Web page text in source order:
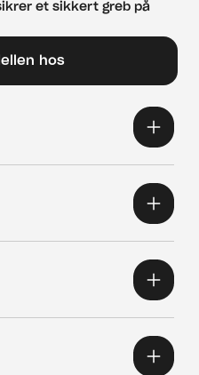
et sikkert greb på
hos